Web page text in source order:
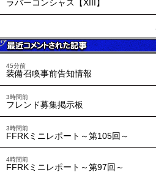
ラバーコンシャス【XIII】
45分前
装備召喚事前告知情報
3時間前
フレンド募集掲示板
3時間前
FFRKミニレポート～第105回～
4時間前
FFRKミニレポート～第97回～